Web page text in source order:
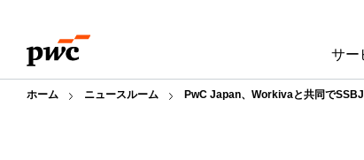
content
footer
サー
ホーム ニュースルーム PwC Japan、Workivaと共同で